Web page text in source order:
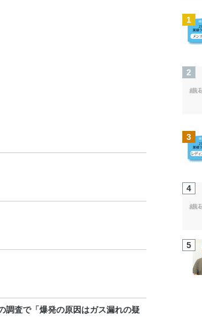
調査で「爆発の原因はガス漏れの疑
1
2
3
4
5